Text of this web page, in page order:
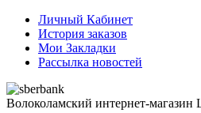
Личный Кабинет
История заказов
Мои Закладки
Рассылка новостей
Волоколамский интернет-